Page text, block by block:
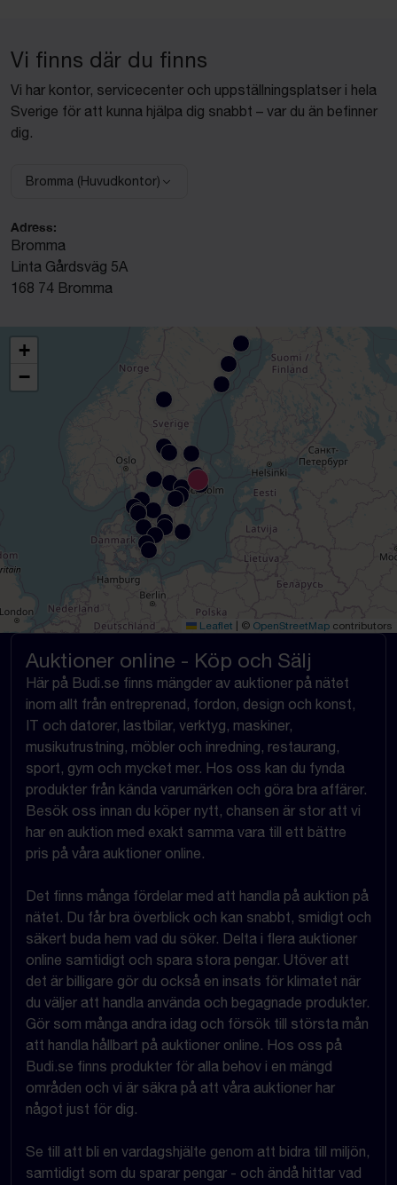
Vi finns där du finns
Vi har kontor, servicecenter och uppställningsplatser i hela
Sverige för att kunna hjälpa dig snabbt – var du än befinner
dig.
Välj anläggning:
Bromma (Huvudkontor)
Adress:
Bromma
Linta Gårdsväg 5A
168 74 Bromma
+
−
Leaflet © OpenStreetMap contributors
Auktioner online - Köp och Sälj
Här på Budi.se finns mängder av auktioner på nätet
inom allt från entreprenad, fordon, design och konst,
IT och datorer, lastbilar, verktyg, maskiner,
musikutrustning, möbler och inredning, restaurang,
sport, gym och mycket mer. Hos oss kan du fynda
produkter från kända varumärken och göra bra affärer.
Besök oss innan du köper nytt, chansen är stor att vi
har en auktion med exakt samma vara till ett bättre
pris på våra auktioner online.
Det finns många fördelar med att handla på auktion på
nätet. Du får bra överblick och kan snabbt, smidigt och
säkert buda hem vad du söker. Delta i flera auktioner
online samtidigt och spara stora pengar. Utöver att
det är billigare gör du också en insats för klimatet när
du väljer att handla använda och begagnade produkter.
Gör som många andra idag och försök till största mån
att handla hållbart på auktioner online. Hos oss på
Budi.se finns produkter för alla behov i en mängd
områden och vi är säkra på att våra auktioner har
något just för dig.
Se till att bli en vardagshjälte genom att bidra till miljön,
samtidigt som du sparar pengar - och ändå hittar vad